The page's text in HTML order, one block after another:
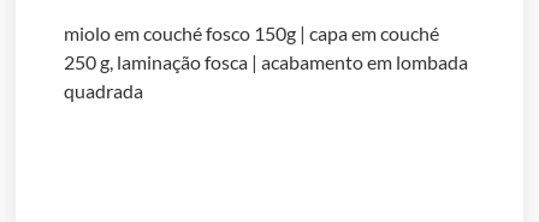
miolo em couché fosco 150g | capa em couché
250 g, laminação fosca | acabamento em lombada
quadrada